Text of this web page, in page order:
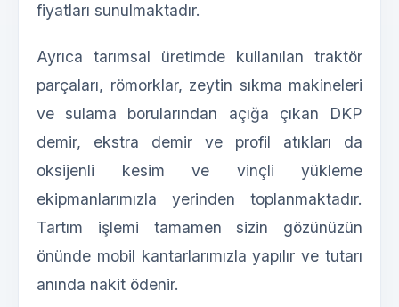
fiyatları sunulmaktadır.
Ayrıca tarımsal üretimde kullanılan traktör
parçaları, römorklar, zeytin sıkma makineleri
ve sulama borularından açığa çıkan DKP
demir, ekstra demir ve profil atıkları da
oksijenli kesim ve vinçli yükleme
ekipmanlarımızla yerinden toplanmaktadır.
Tartım işlemi tamamen sizin gözünüzün
önünde mobil kantarlarımızla yapılır ve tutarı
anında nakit ödenir.